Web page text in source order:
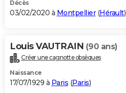
Décès
03/02/2020 à Montpellier(Hérault)
Louis VAUTRAIN (90 ans)
Créer une cagnotte obsèques
Naissance
17/07/1929 à Paris (Paris)